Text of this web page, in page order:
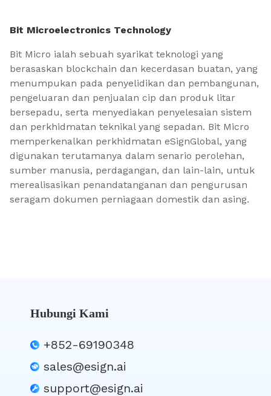
Bit Microelectronics Technology
Bit Micro ialah sebuah syarikat teknologi yang
berasaskan blockchain dan kecerdasan buatan, yang
menumpukan pada penyelidikan dan pembangunan,
pengeluaran dan penjualan cip dan produk litar
bersepadu, serta menyediakan penyelesaian sistem
dan perkhidmatan teknikal yang sepadan. Bit Micro
memperkenalkan perkhidmatan eSignGlobal, yang
digunakan terutamanya dalam senario perolehan,
sumber manusia, perdagangan, dan lain-lain, untuk
merealisasikan penandatanganan dan pengurusan
seragam dokumen perniagaan domestik dan asing.
Hubungi Kami
+852-69190348
sales@esign.ai
support@esign.ai